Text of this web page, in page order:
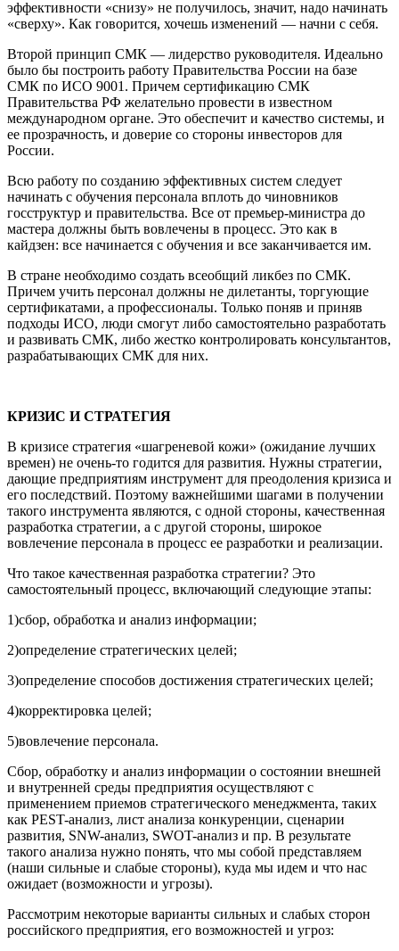
эффективности «снизу» не получилось, значит, надо начинать
«сверху». Как говорится, хочешь изменений — начни с себя.
Второй принцип СМК — лидерство руководителя. Идеально
было бы построить работу Правительства России на базе
СМК по ИСО 9001. Причем сертификацию СМК
Правительства РФ желательно провести в известном
международном органе. Это обеспечит и качество системы, и
ее прозрачность, и доверие со стороны инвесторов для
России.
Всю работу по созданию эффективных систем следует
начинать с обучения персонала вплоть до чиновников
госструктур и правительства. Все от премьер-министра до
мастера должны быть вовлечены в процесс. Это как в
кайдзен: все начинается с обучения и все заканчивается им.
В стране необходимо создать всеобщий ликбез по СМК.
Причем учить персонал должны не дилетанты, торгующие
сертификатами, а профессионалы. Только поняв и приняв
подходы ИСО, люди смогут либо самостоятельно разработать
и развивать СМК, либо жестко контролировать консультантов,
разрабатывающих СМК для них.
КРИЗИС И СТРАТЕГИЯ
В кризисе стратегия «шагреневой кожи» (ожидание лучших
времен) не очень-то годится для развития. Нужны стратегии,
дающие предприятиям инструмент для преодоления кризиса и
его последствий. Поэтому важнейшими шагами в получении
такого инструмента являются, с одной стороны, качественная
разработка стратегии, а с другой стороны, широкое
вовлечение персонала в процесс ее разработки и реализации.
Что такое качественная разработка стратегии? Это
самостоятельный процесс, включающий следующие этапы:
1)сбор, обработка и анализ информации;
2)определение стратегических целей;
3)определение способов достижения стратегических целей;
4)корректировка целей;
5)вовлечение персонала.
Сбор, обработку и анализ информации о состоянии внешней
и внутренней среды предприятия осуществляют с
применением приемов стратегического менеджмента, таких
как PEST-анализ, лист анализа конкуренции, сценарии
развития, SNW-анализ, SWOT-анализ и пр. В результате
такого анализа нужно понять, что мы собой представляем
(наши сильные и слабые стороны), куда мы идем и что нас
ожидает (возможности и угрозы).
Рассмотрим некоторые варианты сильных и слабых сторон
российского предприятия, его возможностей и угроз: